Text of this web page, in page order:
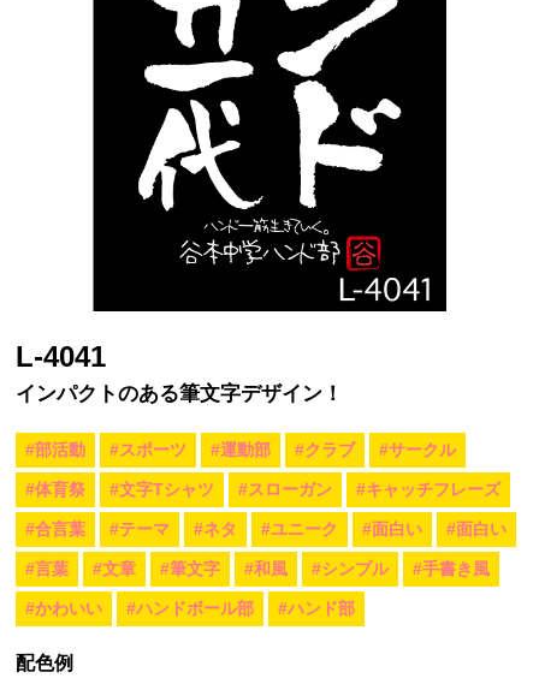
L-4041
インパクトのある筆文字デザイン！
#部活動 #スポーツ #運動部 #クラブ #サークル
#体育祭 #文字Tシャツ #スローガン #キャッチフレーズ
#合言葉 #テーマ #ネタ #ユニーク #面白い #面白い
#言葉 #文章 #筆文字 #和風 #シンプル #手書き風
#かわいい #ハンドボール部 #ハンド部
配色例